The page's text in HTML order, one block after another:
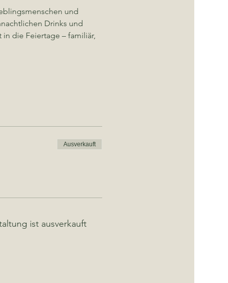
und
Drinks und
die Feiertage – familiär,
Ausverkauft
ist ausverkauft